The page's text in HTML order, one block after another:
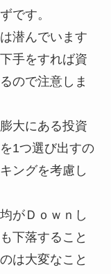
です。
潜んでいます
手をすれば資
ので注意しま
大にある投資
1つ選び出すの
ングを考慮し
がＤｏｗｎし
下落すること
は大変なこと